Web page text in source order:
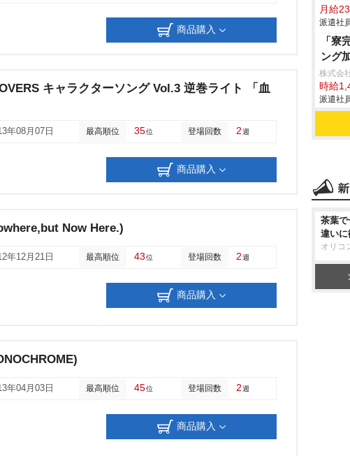
商品購入
キャラクターソング Vol.3 逆巻ライト 「血
年08月07日 最高順位 35位 登場回数 2週
商品購入
Now Here.)
年12月21日 最高順位 43位 登場回数 2週
商品購入
年04月03日 最高順位 45位 登場回数 2週
商品購入
月給
派遣社
「寮
ング
株式会
時給
派遣社
茶葉で
違いに
オリコ